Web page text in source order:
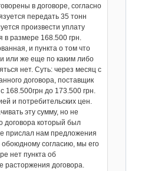
в договоре, согласно
передать 35 тонн
произвести уплату
в размере 168.500 грн.
и пункта о том что
или же еще по каким либо
нет. Суть: через месяц с
договора, поставщик
168.500грн до 173.500 грн.
и потребительских цен.
эту сумму, но не
договора который был
прислал нам предложения
обоюдному согласию, мы его
нет пункта об
расторжения договора.